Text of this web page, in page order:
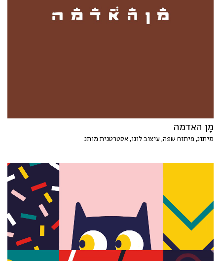
מָן האדמה
מיתוג, פיתוח שפה, עיצוב לוגו, אסטרטגית מותג